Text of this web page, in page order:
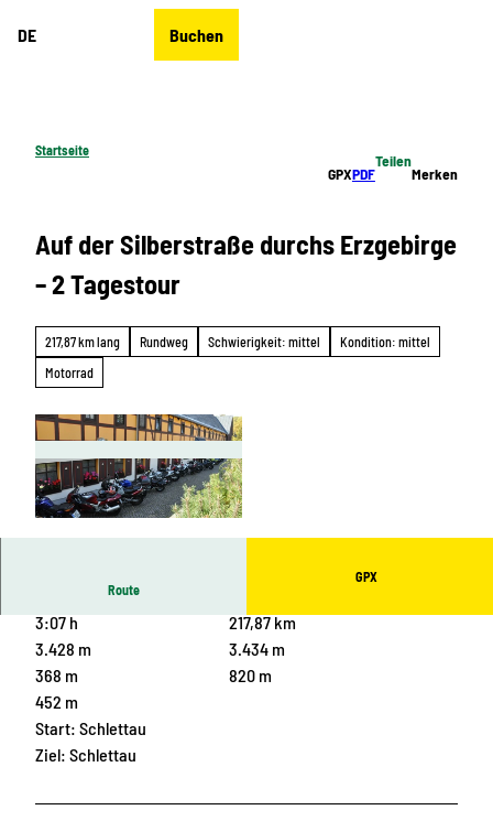
DE Buchen
Startseite
GPXPDF
Teilen
Merken
Auf der Silberstraße durchs Erzgebirge
– 2 Tagestour
217,87 km lang Rundweg Schwierigkeit: mittel
Kondition: mittel
Motorrad
Route
GPX
3:07 h
217,87 km
3.428 m
3.434 m
368 m
820 m
452 m
Start: Schlettau
Ziel: Schlettau